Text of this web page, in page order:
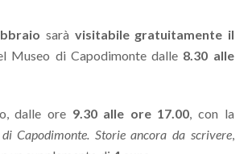
sarà visitabile gratuitamente il
Museo di Capodimonte dalle 8.30 alle
dalle ore 9.30 alle ore 17.00, con la
Capodimonte. Storie ancora da scrivere,